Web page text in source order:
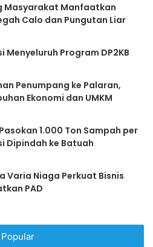
Masyarakat Manfaatkan
Calo dan Pungutan Liar
Menyeluruh Program DP2KB
Penumpang ke Palaran,
Ekonomi dan UMKM
1.000 Ton Sampah per
Dipindah ke Batuah
Varia Niaga Perkuat Bisnis
PAD
Popular